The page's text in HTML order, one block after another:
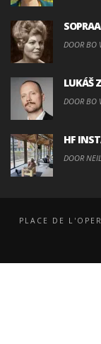
DOOR BO
LUKÁŠ
DOOR BO
HF
DOOR
PLACE DE